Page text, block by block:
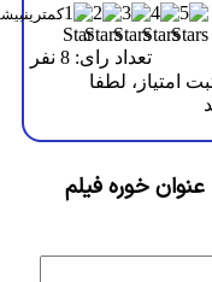
تعداد رای: 8 نفر
لطفا
خوره فیلم